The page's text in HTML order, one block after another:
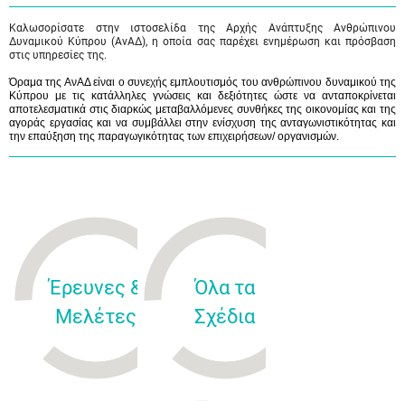
Καλωσορίσατε στην ιστοσελίδα της Αρχής Ανάπτυξης Ανθρώπινου
Δυναμικού Κύπρου (ΑνΑΔ), η οποία σας παρέχει ενημέρωση και πρόσβαση
στις υπηρεσίες της.
Όραμα της ΑνΑΔ είναι ο συνεχής εμπλουτισμός του ανθρώπινου δυναμικού της
Κύπρου με τις κατάλληλες γνώσεις και δεξιότητες ώστε να ανταποκρίνεται
αποτελεσματικά στις διαρκώς μεταβαλλόμενες συνθήκες της οικονομίας και της
αγοράς εργασίας και να συμβάλλει στην ενίσχυση της ανταγωνιστικότητας και
την επαύξηση της παραγωγικότητας των επιχειρήσεων/ οργανισμών.
Έρευνες &
Μελέτες
Όλα τα
Σχέδια